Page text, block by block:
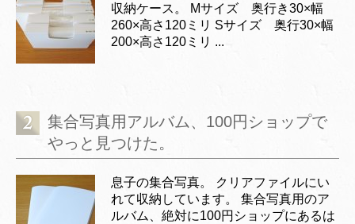
収納ケース。 Mサイズ 奥行き30×幅
260×高さ120ミリ Sサイズ 奥行30×幅
200×高さ120ミリ ...
集合写真用アルバム、100円ショップで
やっと見つけた。
息子の集合写真。 クリアファイルにい
れて収納しています。 集合写真用のア
ルバム、絶対に100円ショップにあるは